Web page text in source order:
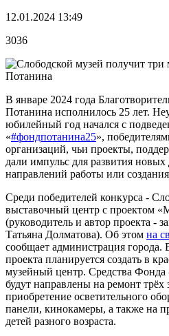
12.01.2024 13:49
3036
В январе 2024 года
Потанина исполнилось 25 лет.
юбилейный год начался с
«#фондпотанина25»,
организаций, чьи проекты,
дали импульс для развития
направлений работы или
Среди победителей конкурса -
выставочный центр с проектом
(руководитель и автор проекта -
Татьяна Долматова). Об этом на
сообщает администрация города.
проекта планируется создать в
музейный центр. Средства
будут направлены на ремонт трёх
приобретение осветительного
панели, кинокамеры, а также на
детей разного возраста.